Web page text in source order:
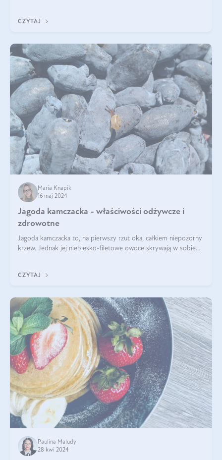
CZYTAJ
Maria Knapik
16 maj 2024
Jagoda kamczacka - właściwości odżywcze i
zdrowotne
Jagoda kamczacka to, na pierwszy rzut oka, całkiem niepozorny
krzew. Jednak jej niebiesko-filetowe owoce skrywają w sobie
CZYTAJ
Paulina Maludy
28 kwi 2024